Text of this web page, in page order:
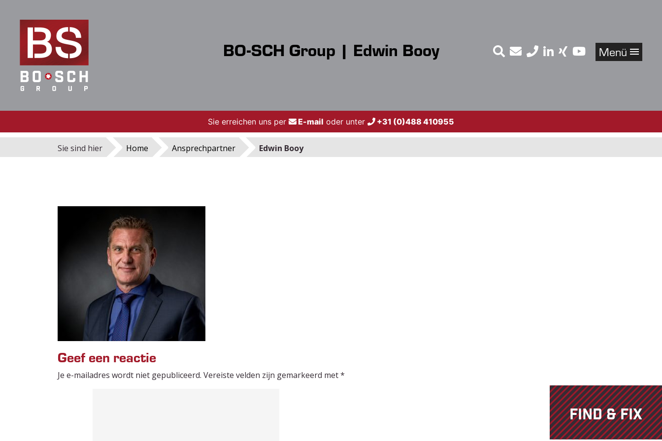
Menü
BO-SCH Group | Edwin Booy
FIND & FIX
Sie erreichen uns per E-mail oder unter +31 (0)488 410955
Sie sind hier Home Ansprechpartner Edwin Booy
Geef een reactie
Je e-mailadres wordt niet gepubliceerd. Vereiste velden zijn gemarkeerd met*